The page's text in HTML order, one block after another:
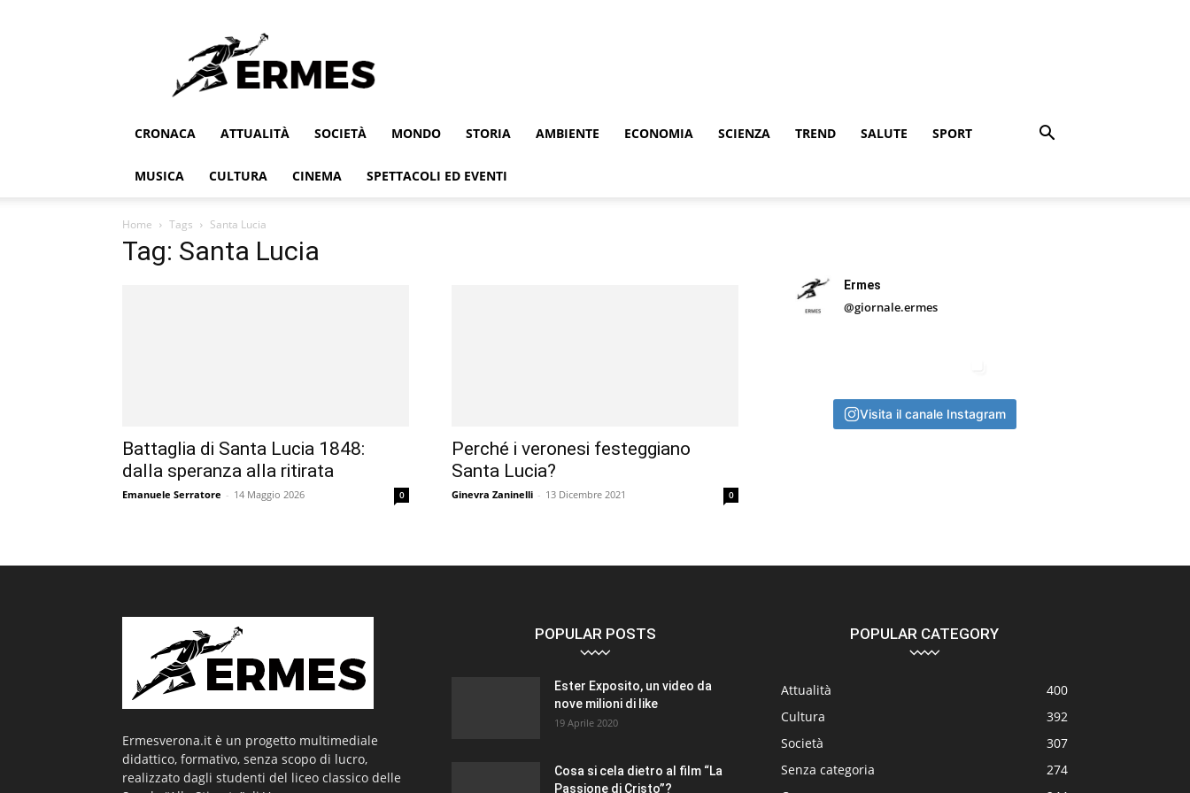
CRONACA ATTUALITÀ SOCIETÀ MONDO STORIA AMBIENTE ECONOMIA SCIENZA TREND SALUTE SPORT
MUSICA CULTURA CINEMA SPETTACOLI ED EVENTI
Home Tags Santa Lucia
Tag: Santa Lucia
Battaglia di Santa Lucia 1848:
dalla speranza alla ritirata
Emanuele Serratore - 14 Maggio 2026 0
Perché i veronesi festeggiano
Santa Lucia?
Ginevra Zaninelli - 13 Dicembre 2021 0
Ermes
@giornale.ermes
Visita il canale Instagram
Ermesverona.it è un progetto multimediale
didattico, formativo, senza scopo di lucro,
realizzato dagli studenti del liceo classico delle
POPULAR POSTS
Ester Exposito, un video da
nove milioni di like
19 Aprile 2020
Cosa si cela dietro al film “La
Passione di Cristo”?
POPULAR CATEGORY
Attualità
400
Cultura
392
Società
307
Senza categoria
274